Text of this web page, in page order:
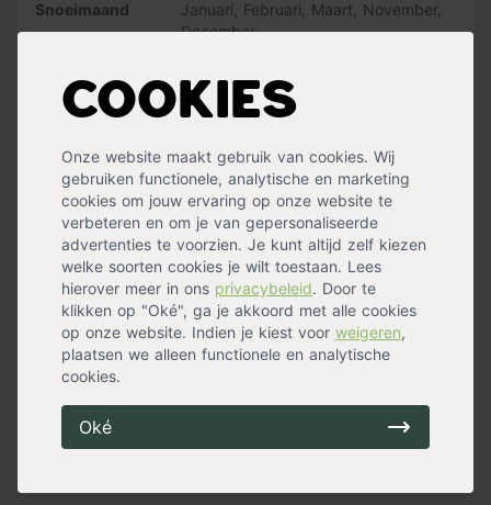
Cookies
Onze website maakt gebruik van cookies. Wij
gebruiken functionele, analytische en marketing
cookies om jouw ervaring op onze website te
verbeteren en om je van gepersonaliseerde
advertenties te voorzien. Je kunt altijd zelf kiezen
welke soorten cookies je wilt toestaan. Lees
hierover meer in ons privacybeleid. Door te
klikken op "Oké", ga je akkoord met alle cookies
op onze website. Indien je kiest voor weigeren,
plaatsen we alleen functionele en analytische
cookies.
Oké
Snoeimaand Januari Februari Maart November,
December
Geschiktomteleiden
Groeisnelheid
Gemiddeld
Meer specificaties »
Handig voor erbij
Boompalen set (2 palen + 2
boomband
op voorraad
47,99
op voorraad